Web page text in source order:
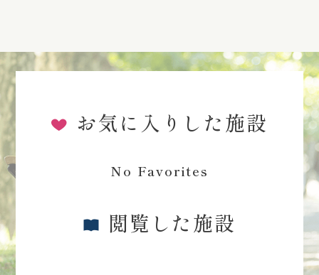
お気に入りした施設
No Favorites
閲覧した施設